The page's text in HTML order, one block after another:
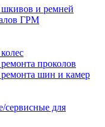
и ремней
ГРМ
проколов
шин и камер
сервисные для